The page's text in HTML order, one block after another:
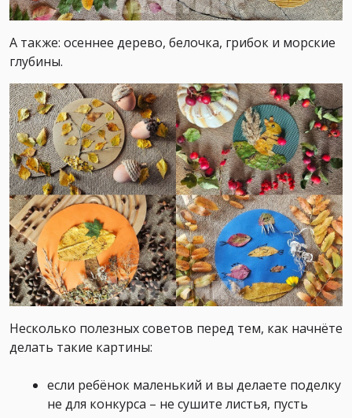
А также: осеннее дерево, белочка, грибок и морские
глубины.
Несколько полезных советов перед тем, как начнёте
делать такие картины:
если ребёнок маленький и вы делаете поделку
не для конкурса – не сушите листья, пусть